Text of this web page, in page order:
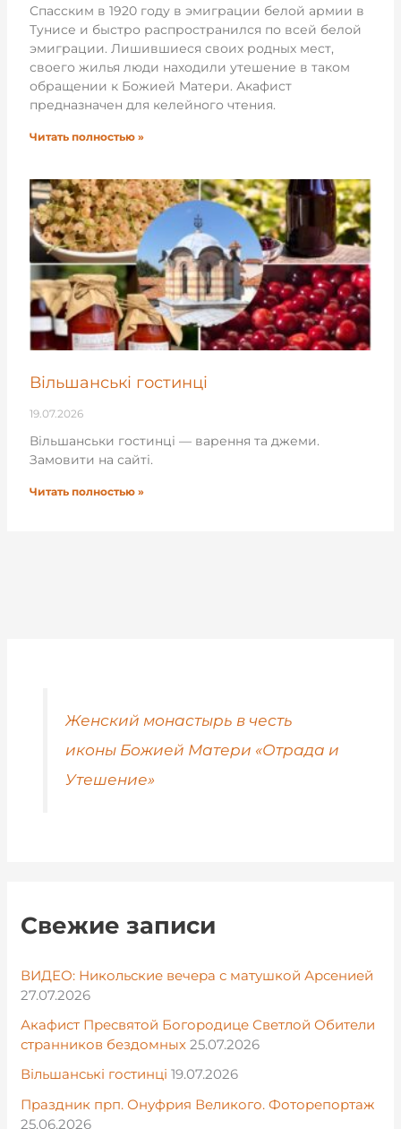
Спасским в 1920 году в эмиграции белой армии в
Тунисе и быстро распространился по всей белой
эмиграции. Лишившиеся своих родных мест,
своего жилья люди находили утешение в таком
обращении к Божией Матери. Акафист
предназначен для келейного чтения.
Читать полностью »
Вільшанські гостинці
19.07.2026
Вільшанськи гостинці — варення та джеми.
Замовити на сайті.
Читать полностью »
Женский монастырь в честь
иконы Божией Матери «Отрада и
Утешение»
Свежие записи
ВИДЕО: Никольские вечера с матушкой Арсенией
27.07.2026
Акафист Пресвятой Богородице Светлой Обители
странников бездомных 25.07.2026
Вільшанські гостинці 19.07.2026
Праздник прп. Онуфрия Великого. Фоторепортаж
25.06.2026